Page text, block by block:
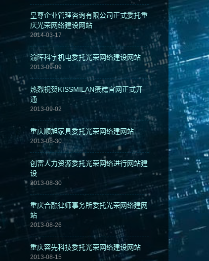
皇尊企业管理咨询有限公司正式委托重
庆光荣网络建设网站
2014-03-17
渝晖科宇机电委托光荣网络建设网站
2013-09-09
热烈祝贺KISSMILAN蛋糕官网正式开
通
2013-09-02
重庆顺旭家具委托光荣网络建网站
2013-08-30
创富人力资源委托光荣网络进行网站建
设
2013-08-30
重庆合融律师事务所委托光荣网络建网
站
2013-08-26
重庆容先科技委托光荣网络建设网站
2013-08-15